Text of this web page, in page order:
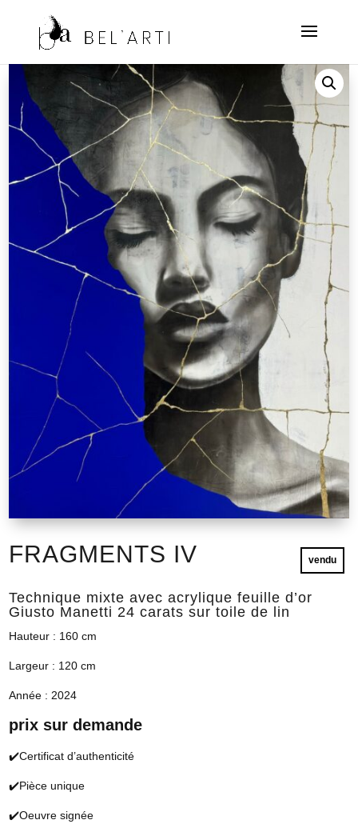
FRAGMENTS IV vendu
Technique mixte avec acrylique feuille d’or
Giusto Manetti 24 carats sur toile de lin
Hauteur : 160 cm
Largeur : 120 cm
Année : 2024
prix sur demande
✔️Certificat d’authenticité
✔️Pièce unique
✔️Oeuvre signée